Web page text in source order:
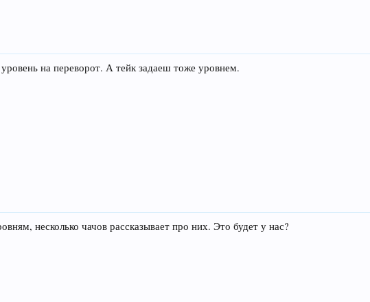
на переворот. А тейк задаеш тоже уровнем.
несколько чачов рассказывает про них. Это будет у нас?